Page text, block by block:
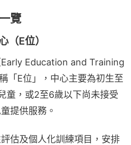
覽
（E位）
Education and Training
「E位」，中心主要為初生至
童，或2至6歲以下尚未接受
提供服務。
估及個人化訓練項目，安排